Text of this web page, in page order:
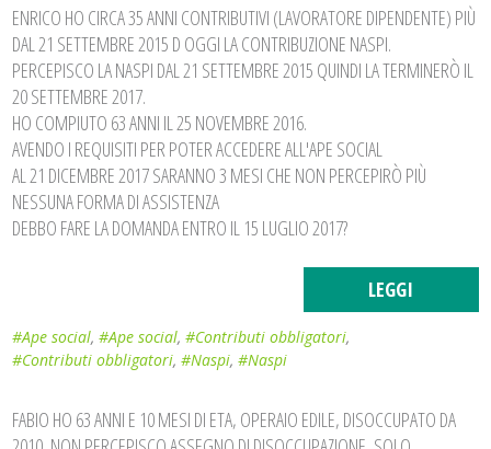
ENRICO HO CIRCA 35 ANNI CONTRIBUTIVI (LAVORATORE DIPENDENTE) PIÙ
DAL 21 SETTEMBRE 2015 D OGGI LA CONTRIBUZIONE NASPI.
PERCEPISCO LA NASPI DAL 21 SETTEMBRE 2015 QUINDI LA TERMINERÒ IL
20 SETTEMBRE 2017.
HO COMPIUTO 63 ANNI IL 25 NOVEMBRE 2016.
AVENDO I REQUISITI PER POTER ACCEDERE ALL'APE SOCIAL
AL 21 DICEMBRE 2017 SARANNO 3 MESI CHE NON PERCEPIRÒ PIÙ
NESSUNA FORMA DI ASSISTENZA
DEBBO FARE LA DOMANDA ENTRO IL 15 LUGLIO 2017?
LEGGI
#Ape social,#Ape social,#Contributi obbligatori,
#Contributi obbligatori,#Naspi,#Naspi
FABIO HO 63 ANNI E 10 MESI DI ETA, OPERAIO EDILE, DISOCCUPATO DA